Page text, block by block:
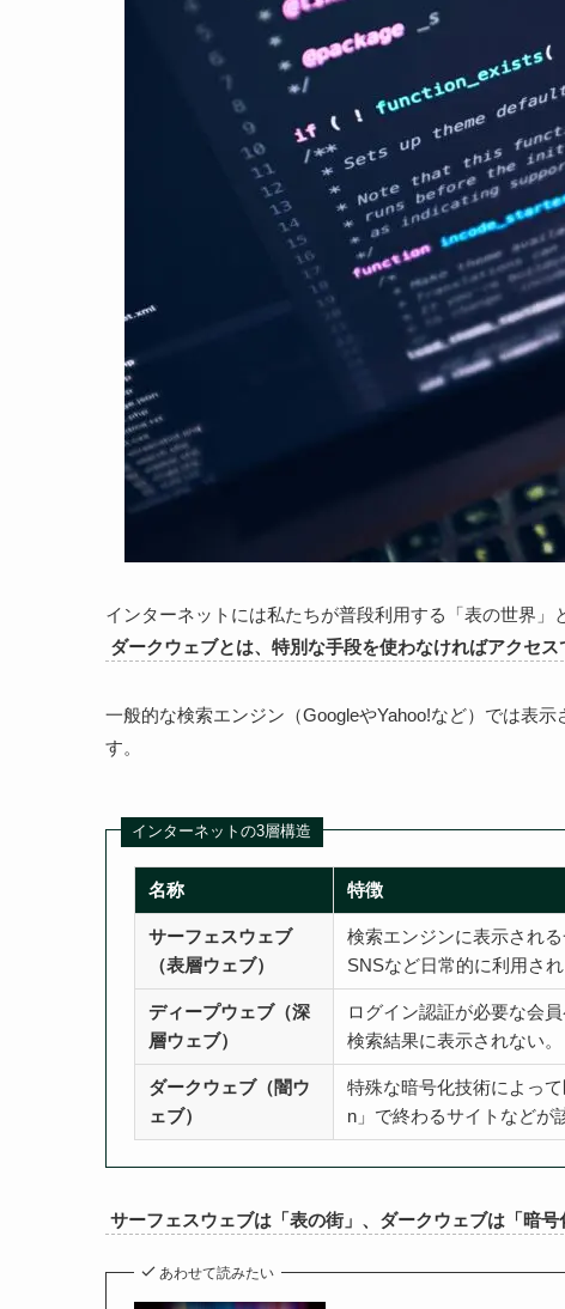
インターネットには私たちが普段利用する「表の世界」
ダークウェブとは、特別な手段を使わなければアクセ
一般的な検索エンジン（GoogleやYahoo!など）では表
す。
インターネットの3層構造
名称 特徴
サーフェスウェブ
（表層ウェブ）
検索エンジンに表示され
SNSなど日常的に利用され
ディープウェブ（深
層ウェブ）
ログイン認証が必要な会
検索結果に表示されない。
ダークウェブ（闇ウ
ェブ）
特殊な暗号化技術によっ
n」で終わるサイトなどが
サーフェスウェブは「表の街」、ダークウェブは「暗号
あわせて読みたい